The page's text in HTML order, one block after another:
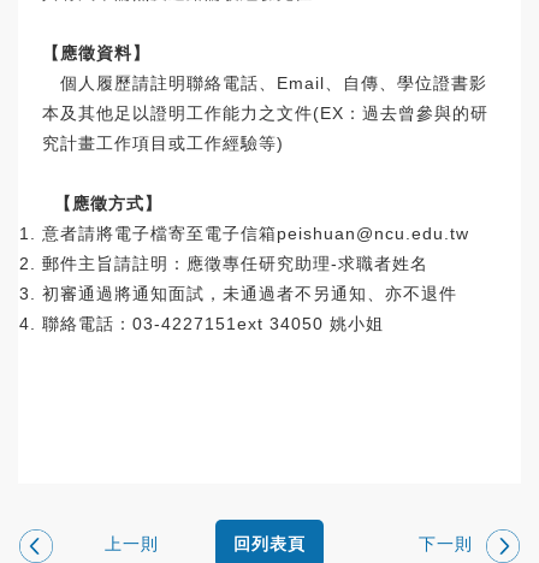
【應徵資料】
個人履歷請註明聯絡電話、Email、自傳、學位證書影
本及其他足以證明工作能力之文件(EX：過去曾參與的研
究計畫工作項目或工作經驗等)
【應徵方式】
意者請將電子檔寄至電子信箱peishuan@ncu.edu.tw
郵件主旨請註明：應徵專任研究助理-求職者姓名
初審通過將通知面試，未通過者不另通知、亦不退件
聯絡電話：03-4227151ext 34050 姚小姐
上一則 下一則
回列表頁